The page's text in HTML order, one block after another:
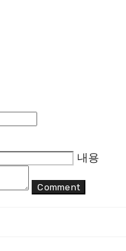
내용
Comment